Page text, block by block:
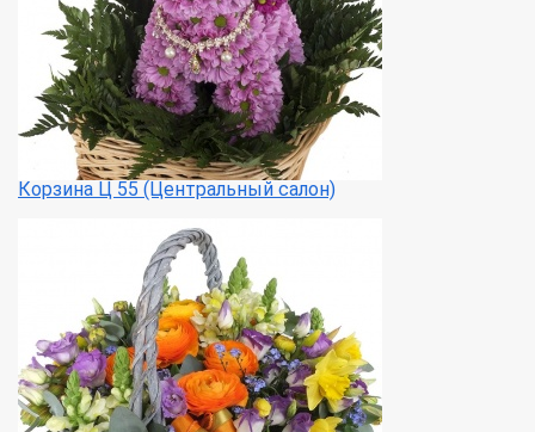
Корзина Ц 55 (Центральный салон)